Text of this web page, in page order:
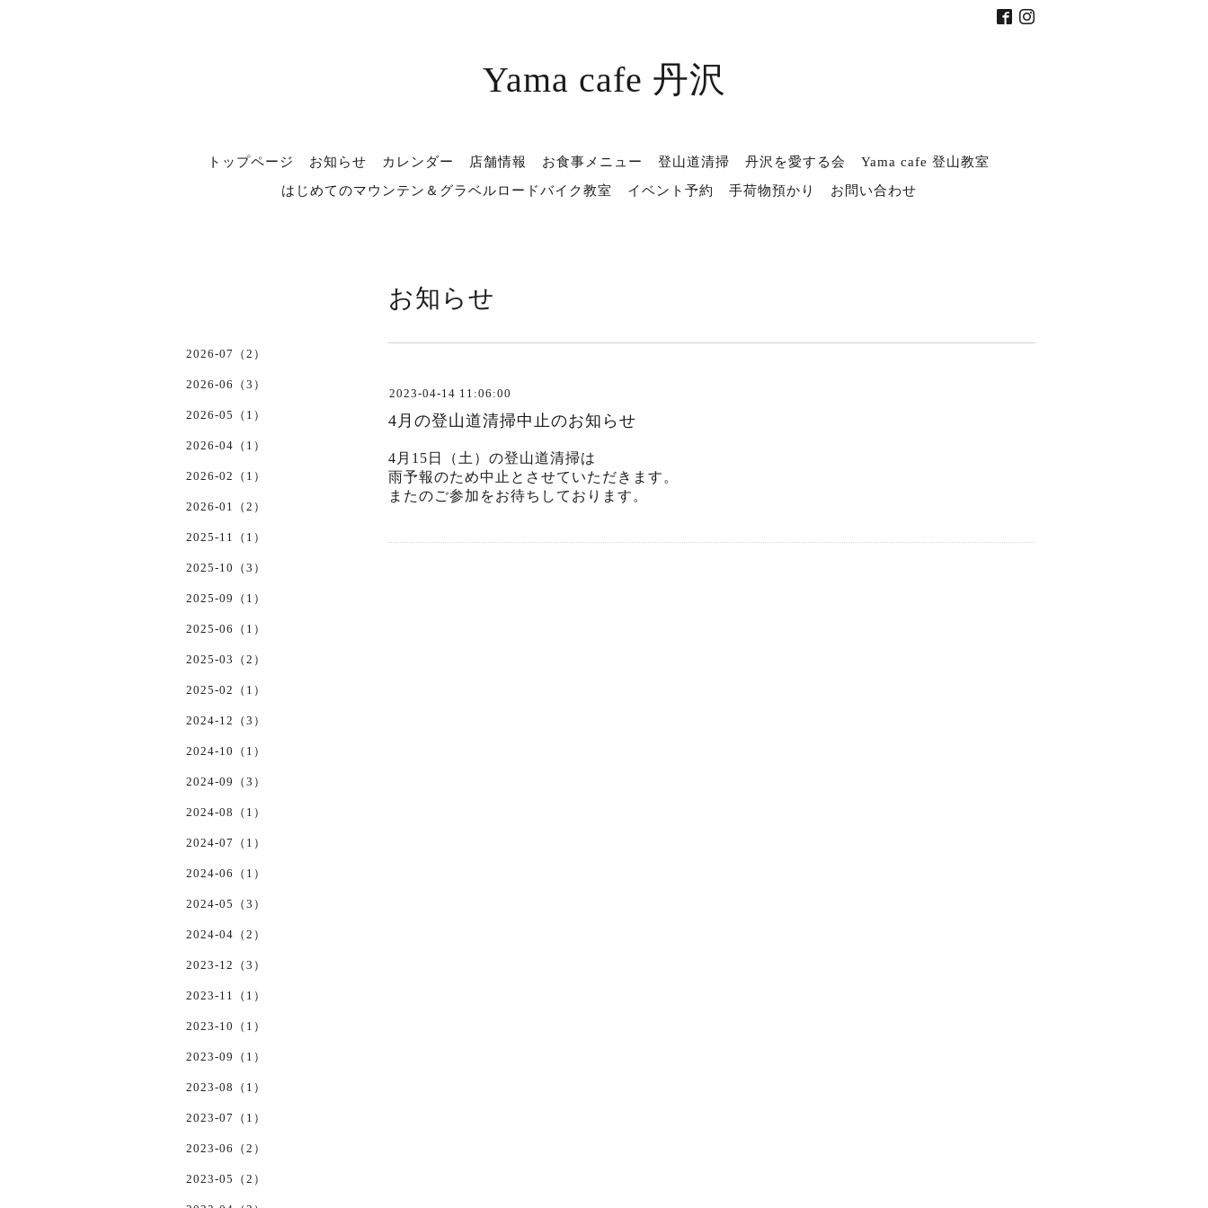
Yama cafe 丹沢
トップページ お知らせ カレンダー 店舗情報 お食事メニュー 登山道清掃 丹沢を愛する会
Yama cafe 登山教室
はじめてのマウンテン＆グラベルロードバイク教室
イベント予約 手荷物預かり お問い合わせ
お知らせ
2023-04-14 11:06:00
4月の登山道清掃中止のお知らせ
4月15日（土）の登山道清掃は
雨予報のため中止とさせていただきます。
またのご参加をお待ちしております。
2026-07（2）
2026-06（3）
2026-05（1）
2026-04（1）
2026-02（1）
2026-01（2）
2025-11（1）
2025-10（3）
2025-09（1）
2025-06（1）
2025-03（2）
2025-02（1）
2024-12（3）
2024-10（1）
2024-09（3）
2024-08（1）
2024-07（1）
2024-06（1）
2024-05（3）
2024-04（2）
2023-12（3）
2023-11（1）
2023-10（1）
2023-09（1）
2023-08（1）
2023-07（1）
2023-06（2）
2023-05（2）